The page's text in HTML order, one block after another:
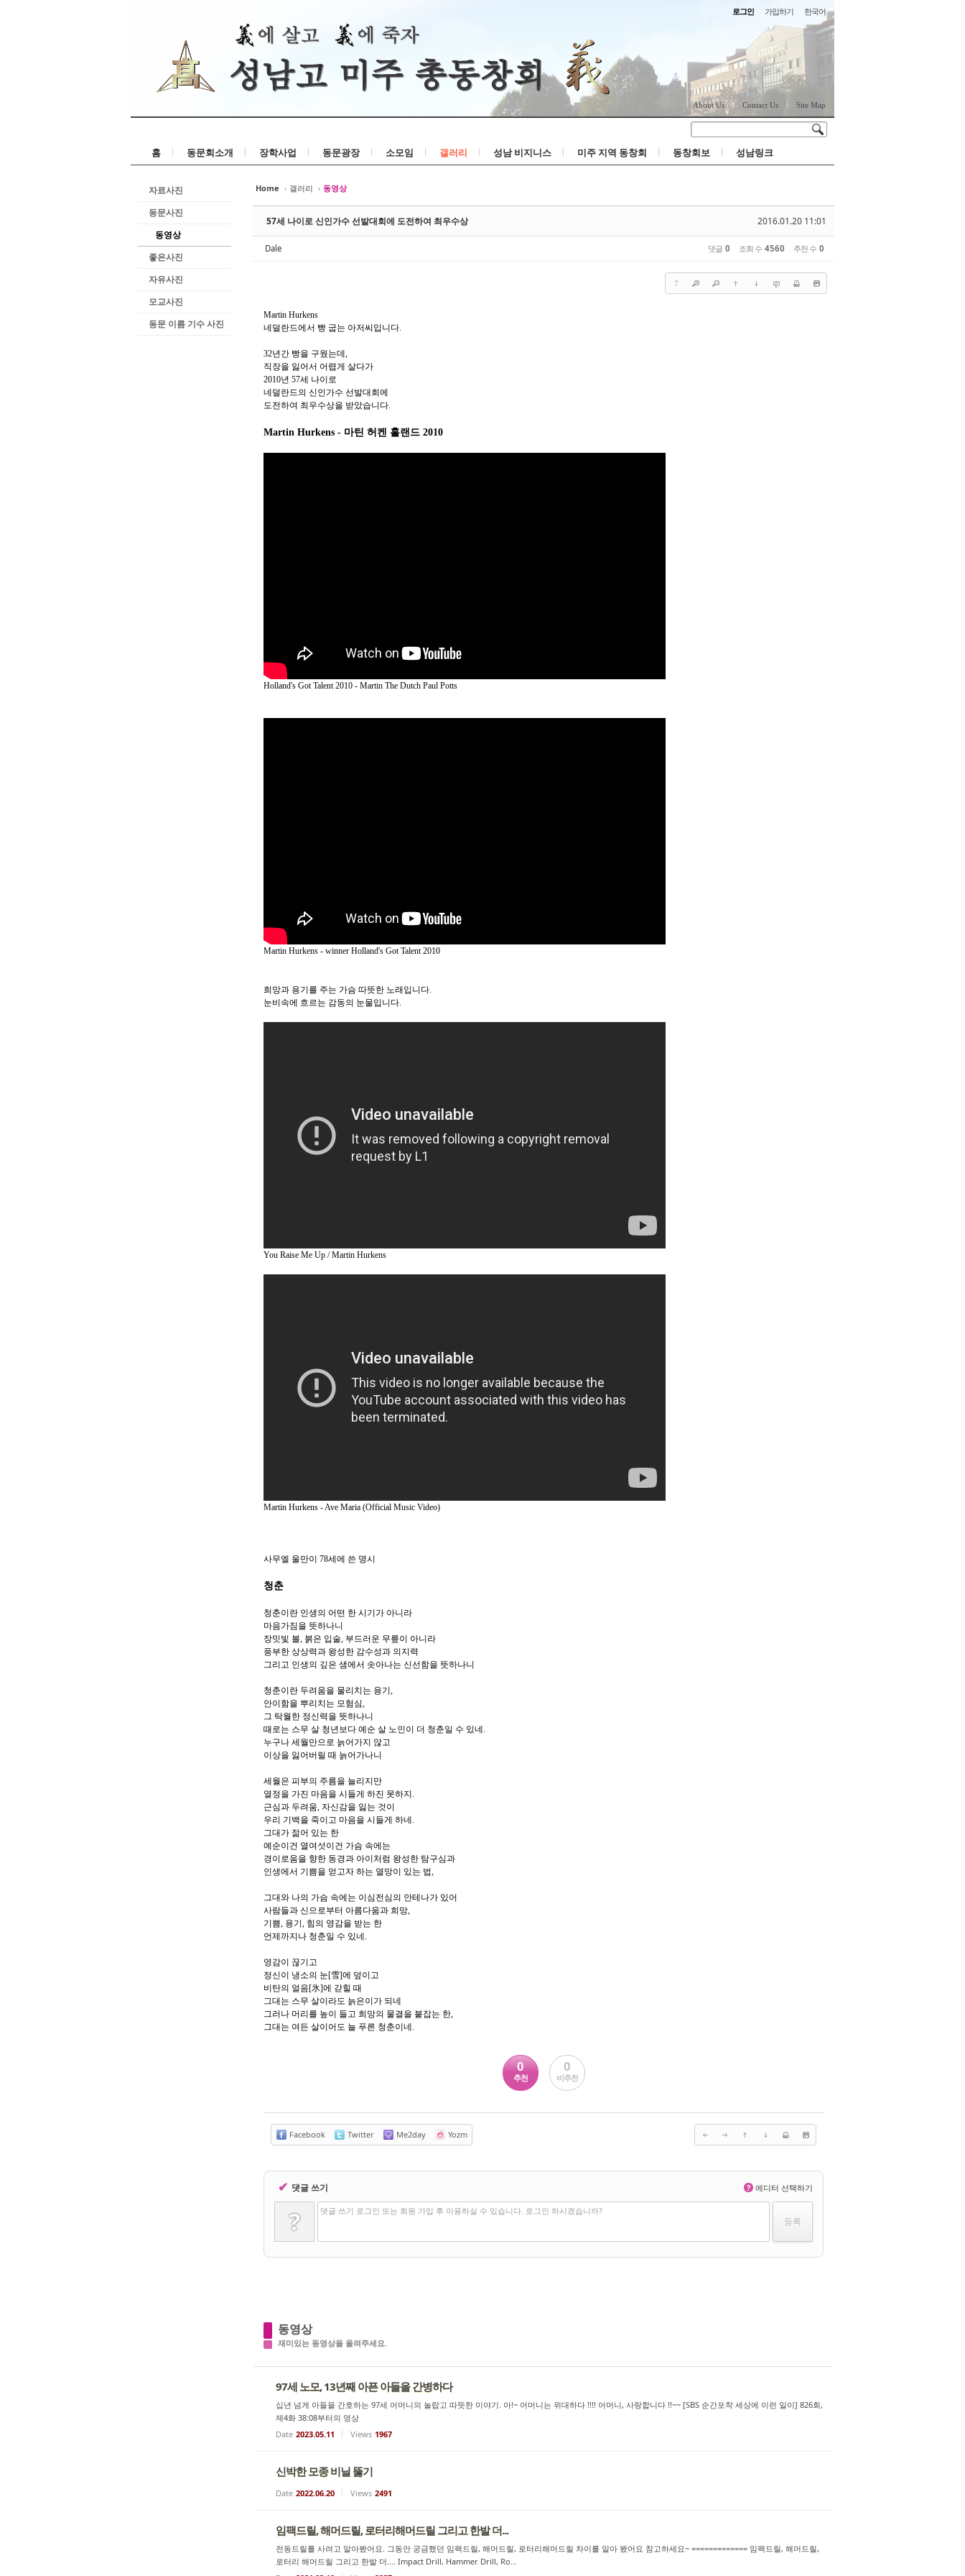
로그인 가입하기 한국어
About Us Contact Us Site Map
홈 동문회소개 장학사업 동문광장 소모임 갤러리 성남 비지니스 미주 지역 동창회 동창회보 성남링크
자료사진
동문사진
동영상
좋은사진
자유사진
모교사진
동문 이름 기수 사진
Home › 갤러리 › 동영상
2016.01.20 11:01
57세 나이로 신인가수 선발대회에 도전하여 최우수상
Dale 댓글 0 조회 수 4560 추천 수 0
?
Martin Hurkens
네덜란드에서 빵 굽는 아저씨입니다.
32년간 빵을 구웠는데,
직장을 잃어서 어렵게 살다가
2010년 57세 나이로
네덜란드의 신인가수 선발대회에
도전하여 최우수상을 받았습니다.
Martin Hurkens - 마틴 허켄 홀랜드 2010
Holland's Got Talent 2010 - Martin The Dutch Paul Potts
Martin Hurkens - winner Holland's Got Talent 2010
희망과 용기를 주는 가슴 따뜻한 노래입니다.
눈비속에 흐르는 감동의 눈물입니다.
You Raise Me Up / Martin Hurkens
Martin Hurkens - Ave Maria (Official Music Video)
사무엘 울만이 78세에 쓴 명시
청춘
청춘이란 인생의 어떤 한 시기가 아니라
마음가짐을 뜻하나니
장밋빛 볼, 붉은 입술, 부드러운 무릎이 아니라
풍부한 상상력과 왕성한 감수성과 의지력
그리고 인생의 깊은 샘에서 솟아나는 신선함을 뜻하나니
청춘이란 두려움을 물리치는 용기,
안이함을 뿌리치는 모험심,
그 탁월한 정신력을 뜻하나니
때로는 스무 살 청년보다 예순 살 노인이 더 청춘일 수 있네.
누구나 세월만으로 늙어가지 않고
이상을 잃어버릴 때 늙어가나니
세월은 피부의 주름을 늘리지만
열정을 가진 마음을 시들게 하진 못하지.
근심과 두려움, 자신감을 잃는 것이
우리 기백을 죽이고 마음을 시들게 하네.
그대가 젊어 있는 한
예순이건 열여섯이건 가슴 속에는
경이로움을 향한 동경과 아이처럼 왕성한 탐구심과
인생에서 기쁨을 얻고자 하는 열망이 있는 법,
그대와 나의 가슴 속에는 이심전심의 안테나가 있어
사람들과 신으로부터 아름다움과 희망,
기쁨, 용기, 힘의 영감을 받는 한
언제까지나 청춘일 수 있네.
영감이 끊기고
정신이 냉소의 눈[雪]에 덮이고
비탄의 얼음[氷]에 갇힐 때
그대는 스무 살이라도 늙은이가 되네
그러나 머리를 높이 들고 희망의 물결을 붙잡는 한,
그대는 여든 살이어도 늘 푸른 청춘이네.
0
추천
0
비추천
Facebook Twitter Me2day Yozm
✔ 댓글 쓰기 ? 에디터 선택하기
? 댓글 쓰기 로그인 또는 회원 가입 후 이용하실 수 있습니다. 로그인 하시겠습니까?
동영상
재미있는 동영상을 올려주세요.
97세 노모, 13년째 아픈 아들을 간병하다
십년 넘게 아들을 간호하는 97세 어머니의 놀랍고 따뜻한 이야기. 아!~ 어머니는 위대하다 !!!! 어머니, 사랑합니다 !!~~ [SBS 순간포착 세상에 이런 일이] 826회,
제4화 38:08부터의 영상
Date 2023.05.11 Views 1967
신박한 모종 비닐 뚫기
Date 2022.06.20 Views 2491
임팩드릴, 해머드릴, 로터리해머드릴 그리고 한발 더...
전동드릴를 사려고 알아봤어요. 그동안 궁금했던 임팩드릴, 해머드릴, 로터리해머드릴 차이를 알아 봤어요 참고하세요~ ============= 임팩드릴, 해머드릴,
로터리 해머드릴 그리고 한발 더.... Impact Drill, Hammer Drill, Ro...